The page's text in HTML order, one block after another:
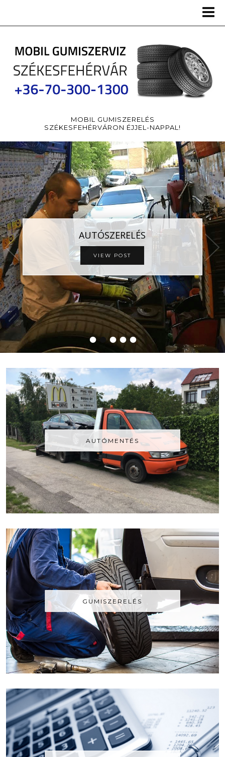
MOBIL GUMISZERELÉS
SZÉKESFEHÉRVÁRON ÉJJEL-NAPPAL!
•••••
AUTÓSZERELÉS
VIEW POST
AUTÓMENTÉS
GUMISZERELÉS